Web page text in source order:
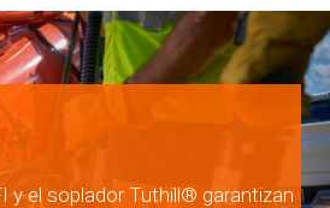
y el soplador Tuthill® garantizan